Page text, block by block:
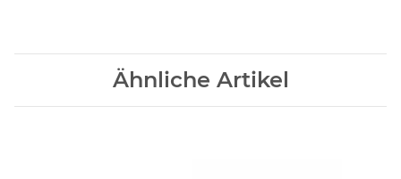
Ähnliche Artikel